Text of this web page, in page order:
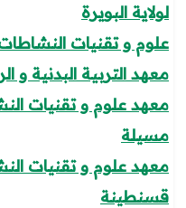
لولاية البويرة
علوم و تقنيات النشاطات
معهد التربية البدنية و
معهد علوم و تقنيات
مسيلة
معهد علوم و تقنيات
قسنطينة